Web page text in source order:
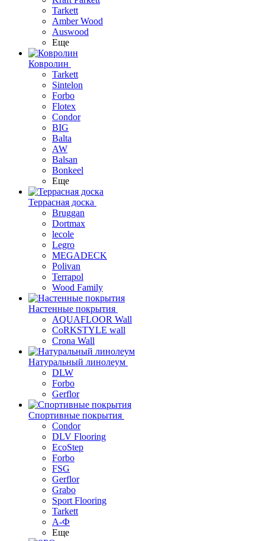
Tarkett
Amber Wood
Auswood
Еще
Ковролин
Tarkett
Sintelon
Forbo
Flotex
Condor
BIG
Balta
AW
Balsan
Bonkeel
Еще
Террасная доска
Bruggan
Dortmax
lecole
Legro
MEGADECK
Polivan
Terrapol
Wood Family
Настенные покрытия
AQUAFLOOR Wall
CoRKSTYLE wall
Crona Wall
Натуральный линолеум
DLW
Forbo
Gerflor
Спортивные покрытия
Condor
DLV Flooring
EcoStep
Forbo
FSG
Gerflor
Grabo
Sport Flooring
Tarkett
А-Ф
Еще